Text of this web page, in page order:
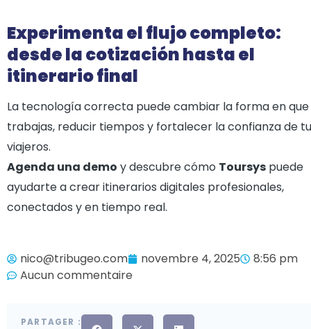
Experimenta el flujo completo:
desde la cotización hasta el
itinerario final
La tecnología correcta puede cambiar la forma en que
trabajas, reducir tiempos y fortalecer la confianza de
viajeros.
Agenda una demo y descubre cómo Toursys puede
ayudarte a crear itinerarios digitales profesionales,
conectados y en tiempo real.
nico@tribugeo.com novembre 4, 2025
8:56 pm
Aucun commentaire
PARTAGER :